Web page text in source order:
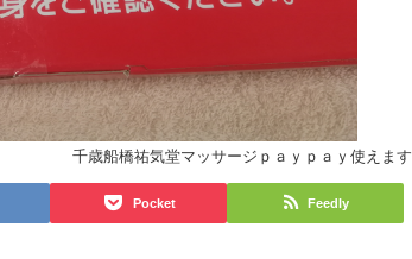
千歳船橋祐気堂マッサージｐａｙｐａｙ使えます
Pocket Feedly